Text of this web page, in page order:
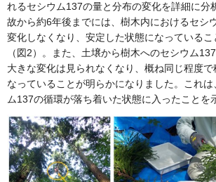
れるセシウム137の量と分布の変化を詳細に分
故から約6年後までには、樹木内におけるセシ
変化しなくなり、安定した状態になっている
（図2）。また、土壌から樹木へのセシウム
大きな変化は見られなくなり、概ね同じ程度
なっていることが明らかになりました。これ
ム137の循環が落ち着いた状態に入ったことを